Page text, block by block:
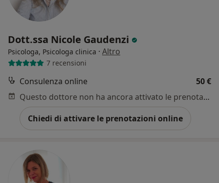
Dott.ssa Nicole Gaudenzi
Psicologa, Psicologa clinica · Altro
7 recensioni
Consulenza online
50 €
Questo dottore non ha ancora attivato le prenotazioni online presso questo indirizzo.
Chiedi di attivare le prenotazioni online